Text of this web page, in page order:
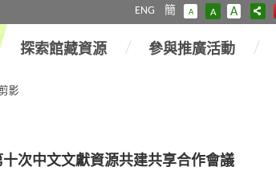
ENG 簡 A A A
探索館藏資源 參與推廣活動
影
十次中文文獻資源共建共享合作會議